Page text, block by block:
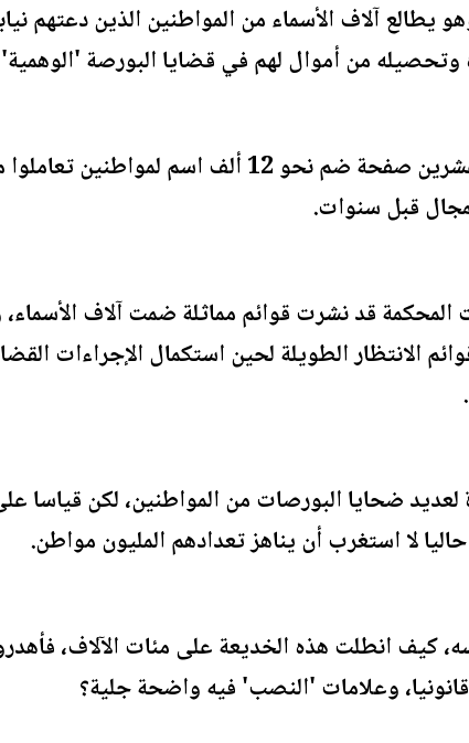
يطالع آلاف الأسماء من المواطنين الذين دعتهم
من أموال لهم في قضايا البورصة 'الوهمية'
الإعلان الذي جاء في عشرين صفحة ضم نحو
قبل سنوات.
المحكمة قد نشرت قوائم مماثلة ضمت آلاف
الانتظار الطويلة لحين استكمال الإجراءات
لعديد ضحايا البورصات من المواطنين، لكن قياسا
لا استغرب أن يناهز تعدادهم المليون مواطن.
كيف انطلت هذه الخديعة على مئات الآلاف،
وعلامات 'النصب' فيه واضحة جلية؟